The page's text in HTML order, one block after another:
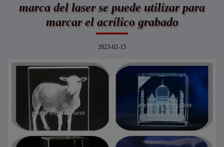
marca del laser se puede utilizar para
marcar el acrílico grabado
2023-02-15